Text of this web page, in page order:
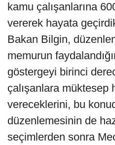
kamu çalışanlarına
vererek hayata
Bakan Bilgin,
memurun
göstergeyi birinci
çalışanlara müktesep
vereceklerini, bu
düzenlemesinin de
seçimlerden sonra